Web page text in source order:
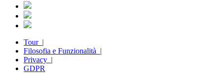
Tour |
Filosofia e Funzionalità |
Privacy |
GDPR